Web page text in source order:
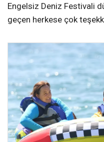
Engelsiz Deniz Festivali
geçen herkese çok